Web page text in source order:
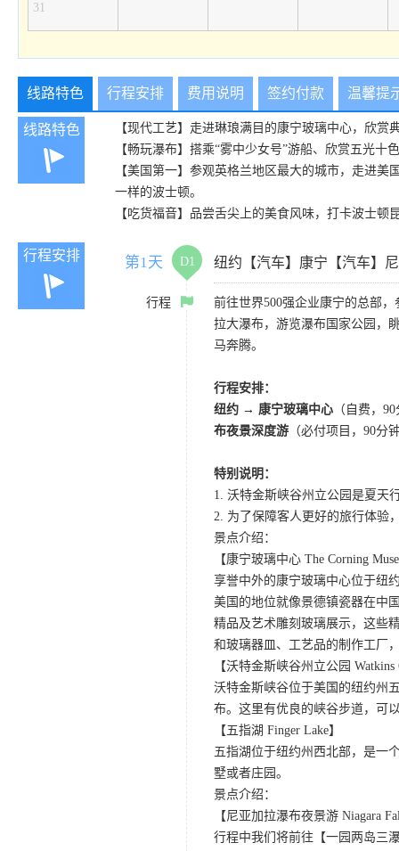
31
线路特色 行程安排 费用说明 签约付款 温馨提
线路特色
【现代工艺】走进琳琅满目的康宁玻璃中心，欣赏
【畅玩瀑布】搭乘“雾中少女号”游船、欣赏五光
【美国第一】参观英格兰地区最大的城市，走进
一样的波士顿。
【吃货福音】品尝舌尖上的美食风味，打卡波士顿
行程安排 第1天 D1 纽约【汽车】康宁【汽车】
行程
前往世界500强企业康宁的总部
拉大瀑布，游览瀑布国家公园，
马奔腾。
行程安排：
纽约 → 康宁玻璃中心 （自费，
布夜景深度游 （必付项目，90分
特别说明：
1. 沃特金斯峡谷州立公园是夏天
2. 为了保障客人更好的旅行体验
景点介绍：
【康宁玻璃中心 The Corning
享誉中外的康宁玻璃中心位于纽
美国的地位就像景德镇瓷器在中
精品及艺术雕刻玻璃展示，这些
和玻璃器皿、工艺品的制作工厂
【沃特金斯峡谷州立公园 Watkins
沃特金斯峡谷位于美国的纽约州
布。这里有优良的峡谷步道，可
【五指湖 Finger Lake】
五指湖位于纽约州西北部，是一
墅或者庄园。
景点介绍：
【尼亚加拉瀑布夜景游 Niagara
行程中我们将前往【一园两岛三